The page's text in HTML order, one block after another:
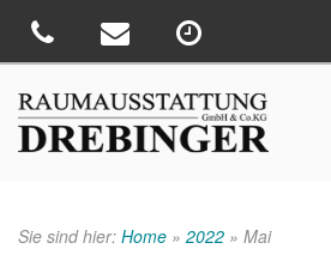
Sie sind hier: Home » 2022 » Mai